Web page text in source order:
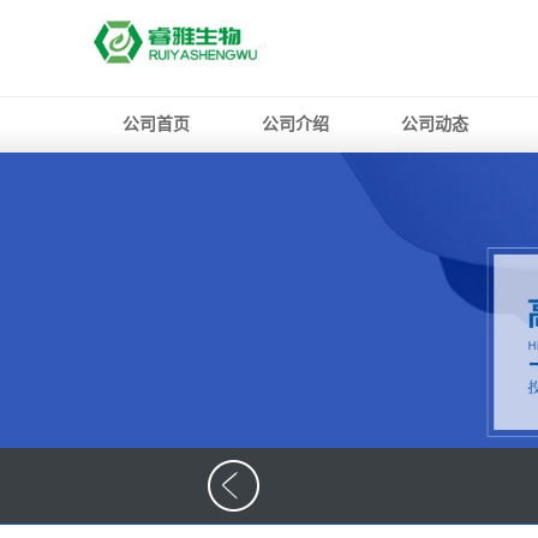
公司首页 公司介绍 公司动态